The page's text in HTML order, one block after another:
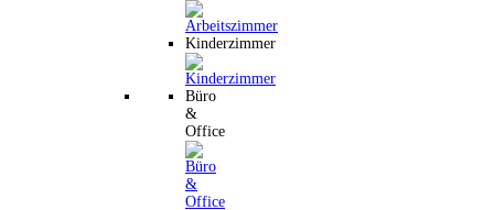
Kinderzimmer
Büro
&
Office